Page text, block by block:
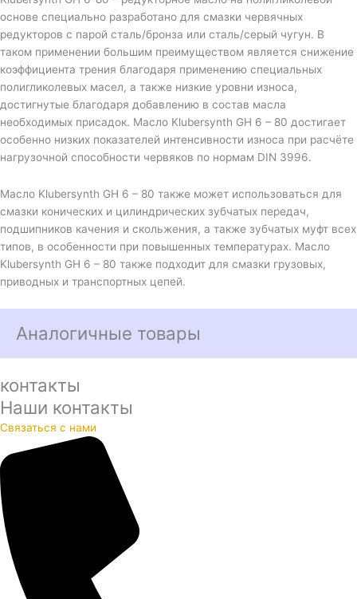
основе специально разработано для смазки червячных
редукторов с парой сталь/бронза или сталь/серый чугун. В
таком применении большим преимуществом является снижение
коэффициента трения благодаря применению специальных
полигликолевых масел, а также низкие уровни износа,
достигнутые благодаря добавлению в состав масла
необходимых присадок. Масло Klubersynth GH 6 – 80 достигает
особенно низких показателей интенсивности износа при расчёте
нагрузочной способности червяков по нормам DIN 3996.
Масло Klubersynth GH 6 – 80 также может использоваться для
смазки конических и цилиндрических зубчатых передач,
подшипников качения и скольжения, а также зубчатых муфт всех
типов, в особенности при повышенных температурах. Масло
Klubersynth GH 6 – 80 также подходит для смазки грузовых,
приводных и транспортных цепей.
Аналогичные товары
контакты
Наши контакты
Связаться с нами